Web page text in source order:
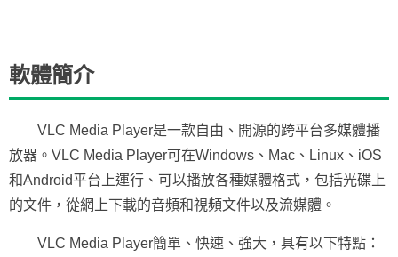
軟體簡介
VLC Media Player是一款自由、開源的跨平台多媒體播
放器。VLC Media Player可在Windows、Mac、Linux、iOS
和Android平台上運行、可以播放各種媒體格式，包括光碟上
的文件，從網上下載的音頻和視頻文件以及流媒體。
VLC Media Player簡單、快速、強大，具有以下特點：